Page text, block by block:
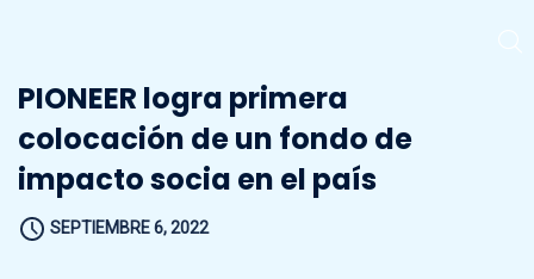
PIONEER logra primera
colocación de un fondo de
impacto socia en el país
SEPTIEMBRE 6, 2022